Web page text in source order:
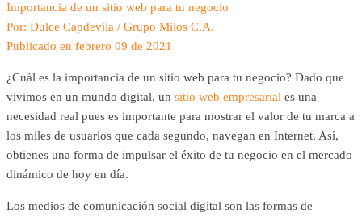
Importancia de un sitio web para tu negocio
Por: Dulce Capdevila / Grupo Milos C.A.
Publicado en febrero 09 de 2021
¿Cuál es la importancia de un sitio web para tu negocio? Dado que
vivimos en un mundo digital, un sitio web empresarial es una
necesidad real pues es importante para mostrar el valor de tu marca a
los miles de usuarios que cada segundo, navegan en Internet. Así,
obtienes una forma de impulsar el éxito de tu negocio en el mercado
dinámico de hoy en día.
Los medios de comunicación social digital son las formas de